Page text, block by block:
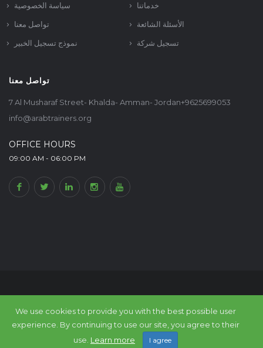
سياسة الخصوصية
خدماتنا
تواصل معنا
الأسئلة الشائعة
نموذج تسجيل الخبير
تسجيل شركة
تواصل معنا
7 Al Musharaf Street- Khalda- Amman- Jordan+9625699053
info@arabtrainers.org
OFFICE HOURS
09:00 AM - 06:00 PM
© Arab Trainers Union-Arab Expert Portal, All rights reserved. WithinThe
Council of Arab Economic Unity
Back to top
We use cookies to provide you with the best possible user
experience. By continuing to use our site, you agree to their
use. Learn more I agree